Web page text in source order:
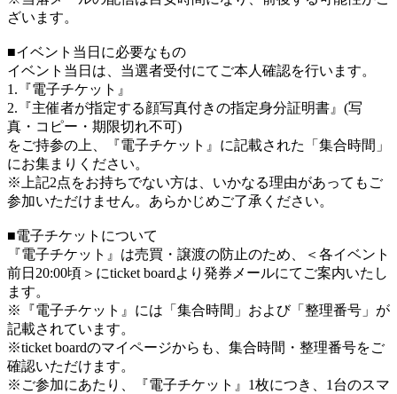
ざいます。
■イベント当日に必要なもの
イベント当日は、当選者受付にてご本人確認を行います。
1.『電子チケット』
2.『主催者が指定する顔写真付きの指定身分証明書』(写
真・コピー・期限切れ不可)
をご持参の上、『電子チケット』に記載された「集合時間」
にお集まりください。
※上記2点をお持ちでない方は、いかなる理由があってもご
参加いただけません。あらかじめご了承ください。
■電子チケットについて
『電子チケット』は売買・譲渡の防止のため、＜各イベント
前日20:00頃＞にticket boardより発券メールにてご案内いたし
ます。
※『電子チケット』には「集合時間」および「整理番号」が
記載されています。
※ticket boardのマイページからも、集合時間・整理番号をご
確認いただけます。
※ご参加にあたり、『電子チケット』1枚につき、1台のスマ